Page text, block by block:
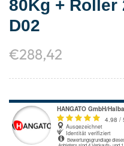
80Kg + Roller
D02
€288,42